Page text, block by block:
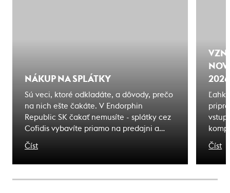
NÁKUP NA SPLÁTKY
Sú veci, ktoré odkladáte, a dôvody, prečo
na nich ešte čakáte. V Endorphin
Republic SK čakať nemusíte - splátky cez
Cofidis vybavíte priamo na predajni a
odídete s tým, čo ste si vybrali. Zážitky, na
ktoré čakáte sú bližšie, ako si myslíte.
Číst
2026
Novú
Číst